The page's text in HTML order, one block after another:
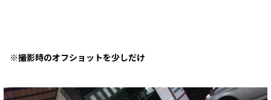
※撮影時のオフショットを少しだけ